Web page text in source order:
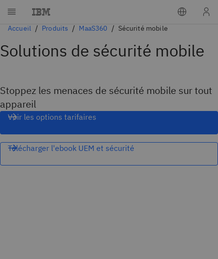
Accueil Produits MaaS360 Sécurité mobile
Solutions de sécurité mobile
Stoppez les menaces de sécurité mobile sur tout
appareil
Voir les options tarifaires
Télécharger l'ebook UEM et sécurité